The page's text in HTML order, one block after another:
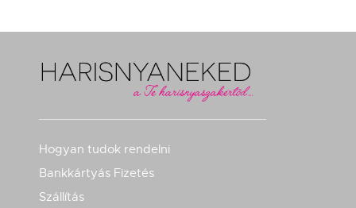
Hogyan tudok rendelni
Bankkártyás Fizetés
Szállítás